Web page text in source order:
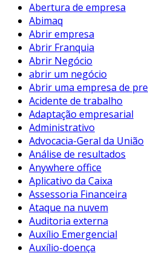
Abertura de empresa
Abimaq
Abrir empresa
Abrir Franquia
Abrir Negócio
abrir um negócio
Abrir uma empresa de
Acidente de trabalho
Adaptação empresarial
Administrativo
Advocacia-Geral da União
Análise de resultados
Anywhere office
Aplicativo da Caixa
Assessoria Financeira
Ataque na nuvem
Auditoria externa
Auxílio Emergencial
Auxílio-doença